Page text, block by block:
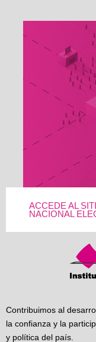
ACCEDE AL
NACIONAL
Contribuimos al
la confianza y la
y política del país.